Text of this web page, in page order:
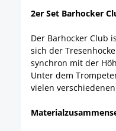
2er Set Barhocker
Der Barhocker Club
sich der
synchron mit der
Unter dem
vielen